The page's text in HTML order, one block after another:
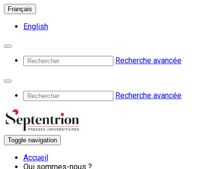
Français
English
Recherche avancée
Recherche avancée
Toggle navigation
Accueil
Qui sommes-nous ?